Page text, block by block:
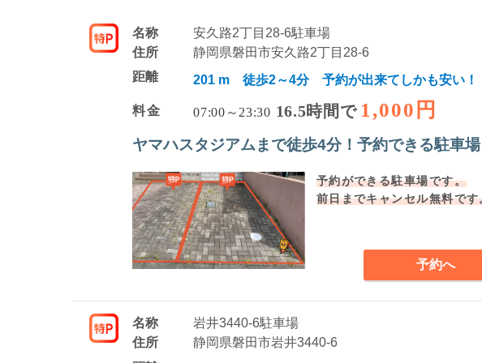
名称
安久路2丁目28-6駐車場
住所
静岡県磐田市安久路2丁目28-6
距離
201 m 徒歩2～4分 予約が出来てしかも安い！
料金 07:00～23:30 16.5時間で 1,000円
ヤマハスタジアムまで徒歩4分！予約できる駐車
予約ができる駐車場です。
前日までキャンセル無料です
予約へ
名称
岩井3440-6駐車場
住所
静岡県磐田市岩井3440-6